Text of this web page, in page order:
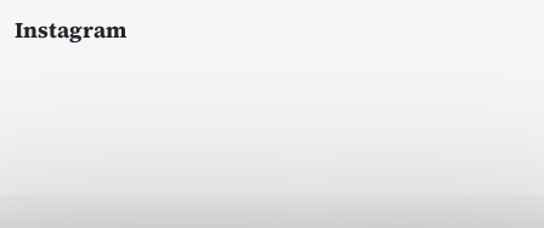
Instagram